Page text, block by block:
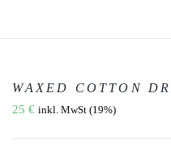
WAXED COTTON
25€ inkl. MwSt (19%)